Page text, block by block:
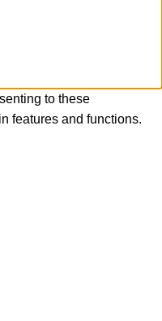
to these
features and functions.